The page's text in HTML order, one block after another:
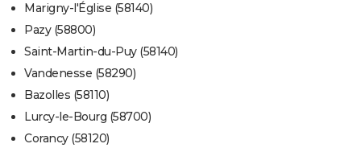
Marigny-l'Église (58140)
Pazy (58800)
Saint-Martin-du-Puy (58140)
Vandenesse (58290)
Bazolles (58110)
Lurcy-le-Bourg (58700)
Corancy (58120)